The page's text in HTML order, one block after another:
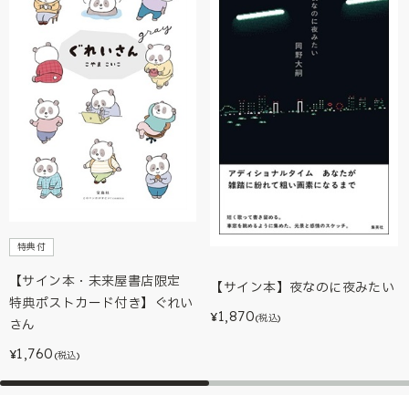
特典付
【サイン本・未来屋書店限定
特典ポストカード付き】ぐれい
さん
¥1,760 (税込)
【サイン本】夜なのに夜みたい
¥1,870(税込)